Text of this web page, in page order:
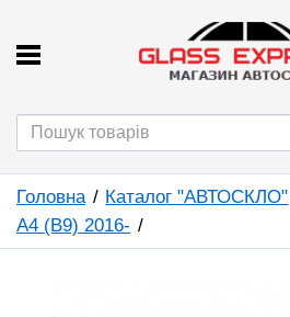
Головна Каталог "АВТОСКЛО"
A4 (B9) 2016-